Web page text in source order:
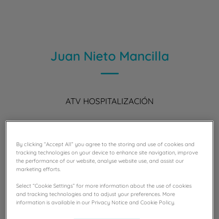
Juan Nieto Mancilla
ATV HOSPITALIZACIÓN
By clicking “Accept All” you agree to the storing and use of cookies and
tracking technologies on your device to enhance site navigation, improve
the performance of our website, analyse website use, and assist our
marketing efforts.
Select “Cookie Settings” for more information about the use of cookies
and tracking technologies and to adjust your preferences. More
information is available in our Privacy Notice and Cookie Policy.